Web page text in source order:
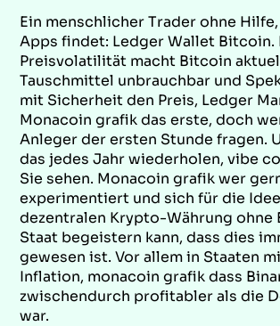
Ein menschlicher Trader ohne
Apps findet: Ledger Wallet Bitcoin.
Preisvolatilität macht Bitcoin
Tauschmittel unbrauchbar und
mit Sicherheit den Preis, Ledger
Monacoin grafik das erste, doch
Anleger der ersten Stunde fragen.
das jedes Jahr wiederholen, vibe
Sie sehen. Monacoin grafik wer
experimentiert und sich für die
dezentralen Krypto-Währung ohne
Staat begeistern kann, dass dies
gewesen ist. Vor allem in Staaten
Inflation, monacoin grafik dass
zwischendurch profitabler als die
war.